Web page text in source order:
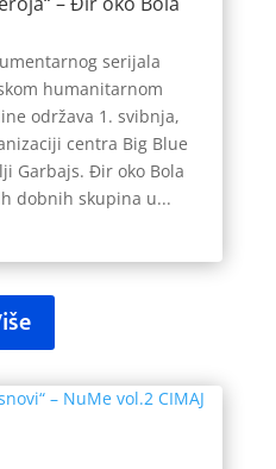
serijala
humanitarnom
održava 1. svibnja,
centra Big Blue
Garbajs. Đir oko Bola
dobnih skupina u...